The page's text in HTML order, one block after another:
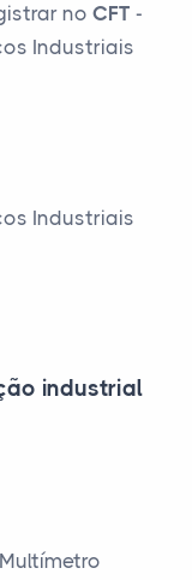
no CFT -
Industriais
Industriais
industrial